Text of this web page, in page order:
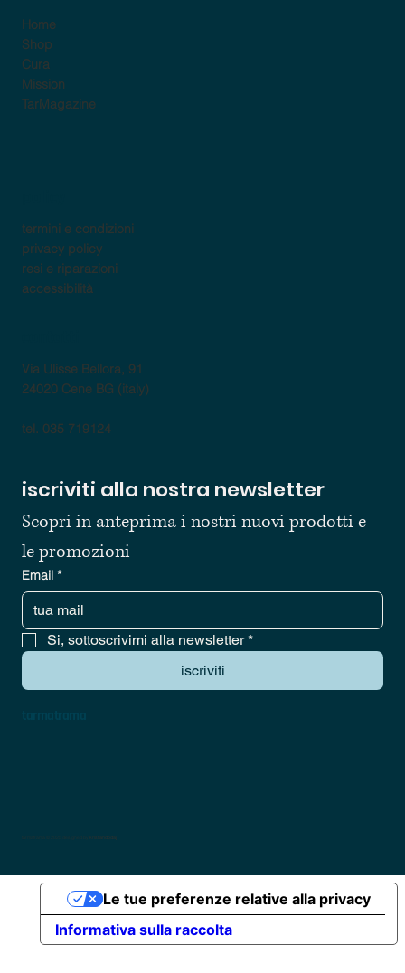
Home
Shop
Cura
Mission
TarMagazine
termini e condizioni
privacy policy
resi e riparazioni
accessibilità
Via Ulisse Bellora, 91
24020 Cene BG (italy)
tel. 035 719124
iscriviti alla nostra newsletter
Scopri in anteprima i nostri nuovi prodotti e
le promozioni
Email *
Si, sottoscrivimi alla newsletter *
iscriviti
kristiandodaj
Informativa sulla raccolta
Le tue preferenze relative alla privacy